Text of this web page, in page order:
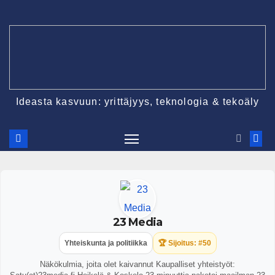
Ideasta kasvuun: yrittäjyys, teknologia & tekoäly
23 Media
Yhteiskunta ja politiikka 🏆 Sijoitus: #50
Näkökulmia, joita olet kaivannut Kaupalliset yhteistyöt: